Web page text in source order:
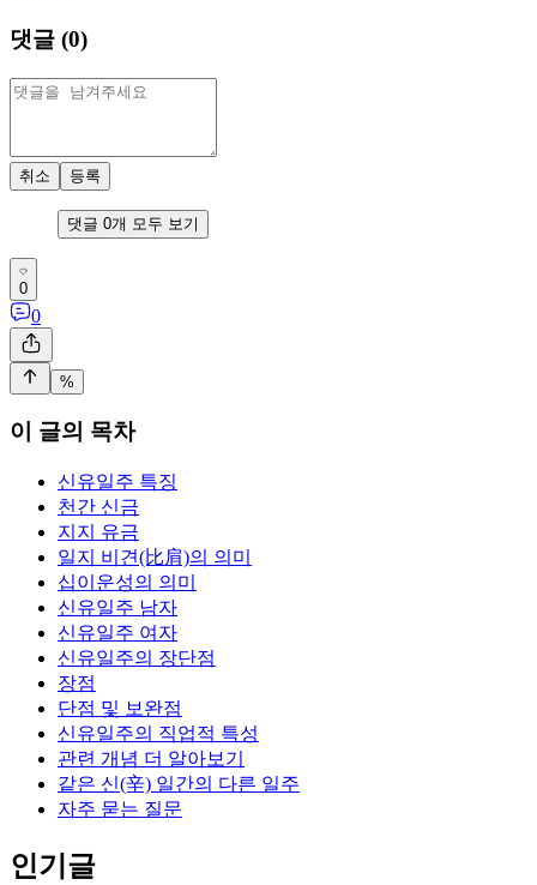
댓글 (0)
취소 등록
댓글 0개 모두 보기
0
0
%
이 글의 목차
신유일주 특징
천간 신금
지지 유금
일지 비견(比肩)의 의미
십이운성의 의미
신유일주 남자
신유일주 여자
신유일주의 장단점
장점
단점 및 보완점
신유일주의 직업적 특성
관련 개념 더 알아보기
같은 신(辛) 일간의 다른 일주
자주 묻는 질문
인기글